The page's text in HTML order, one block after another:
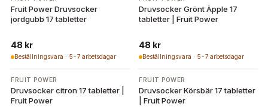
Fruit Power Druvsocker
jordgubb 17 tabletter
48 kr
Beställningsvara · 5-7 arbetsdagar
Druvsocker Grönt Äpple 17
tabletter | Fruit Power
48 kr
Beställningsvara · 5-7 arbetsdagar
FRUIT POWER
Druvsocker citron 17 tabletter |
Fruit Power
FRUIT POWER
Druvsocker Körsbär 17 tabletter
| Fruit Power